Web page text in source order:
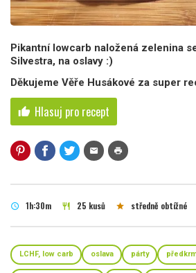
Pikantní lowcarb naložená zelenina
Silvestra, na oslavy :)
Děkujeme Věře Husákové za super
thumb_up Hlasuj pro recept
mail print
schedule 1h:30m restaurant 25 kusů star středně obtížné
LCHF, low carb oslava párty